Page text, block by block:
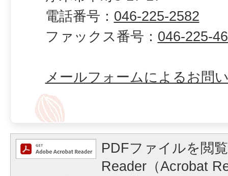
電話番号： 046-225-2582
ファックス番号： 046-225-
メールフォームによるお問
PDFファイルを閲
Reader（Acrobat